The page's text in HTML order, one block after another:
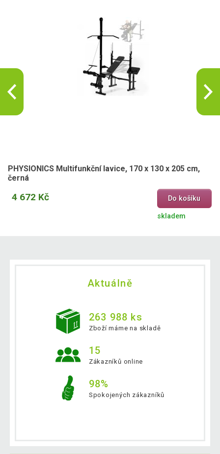
PHYSIONICS Multifunkční lavice, 170 x 130 x 205 cm,
černá
4 672 Kč Do košíku
skladem
Aktuálně
263 988 ks
Zboží máme na skladě
15
Zákazníků online
98%
Spokojených zákazníků